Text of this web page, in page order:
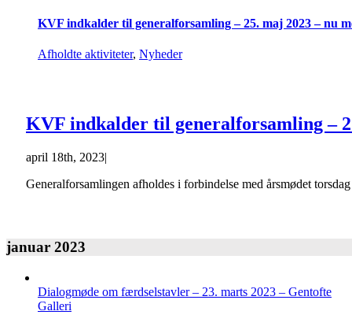
KVF indkalder til generalforsamling – 25. maj 2023 – nu
Afholdte aktiviteter, Nyheder
KVF indkalder til generalforsamling –
april 18th, 2023|
Generalforsamlingen afholdes i forbindelse med årsmødet
januar 2023
Dialogmøde om færdselstavler – 23. marts 2023 – Gentofte
Galleri